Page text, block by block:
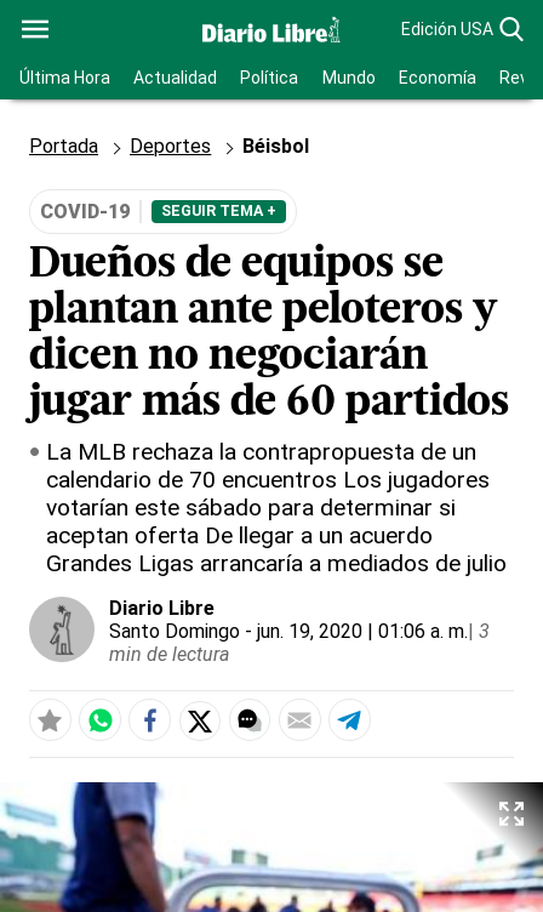
Edición USA
Última Hora Actualidad Política Mundo Economía
Portada Deportes Béisbol
COVID-19 SEGUIR TEMA +
Dueños de equipos se
plantan ante peloteros y
dicen no negociarán
jugar más de 60 partidos
La MLB rechaza la contrapropuesta de un
calendario de 70 encuentros Los jugadores
votarían este sábado para determinar si
aceptan oferta De llegar a un acuerdo
Grandes Ligas arrancaría a mediados de julio
Diario Libre
Santo Domingo - jun. 19, 2020 | 01:06 a. m.| 3
min de lectura